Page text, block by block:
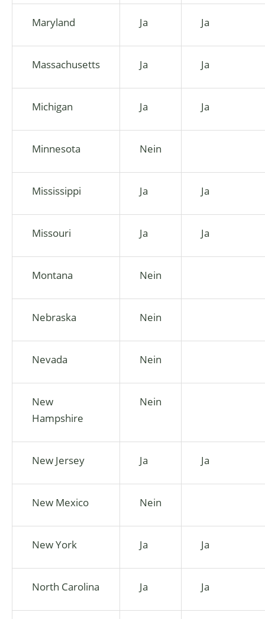
Maryland Ja Ja
Massachusetts Ja Ja
Michigan Ja Ja
Minnesota Nein
Mississippi Ja Ja
Missouri Ja Ja
Montana Nein
Nebraska Nein
Nevada Nein
New
Hampshire
Nein
New Jersey Ja Ja
New Mexico Nein
New York Ja Ja
North Carolina Ja Ja